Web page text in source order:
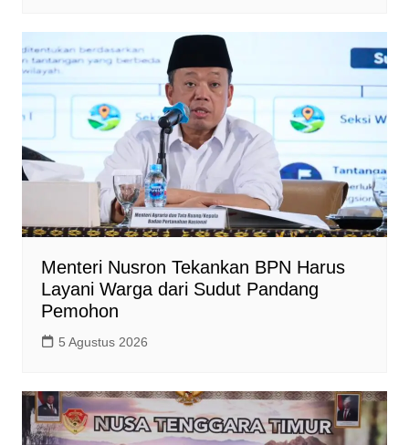
Menteri Nusron Tekankan BPN Harus
Layani Warga dari Sudut Pandang
Pemohon
5 Agustus 2026